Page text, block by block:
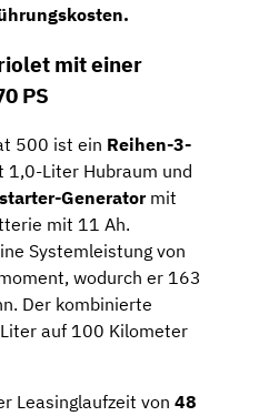
mit einer
PS
500 ist ein Reihen-3-
Liter Hubraum und
Generatormit
mit 11 Ah.
Systemleistung von
wodurch er 163
Der kombinierte
auf 100 Kilometer
Leasinglaufzeit von 48